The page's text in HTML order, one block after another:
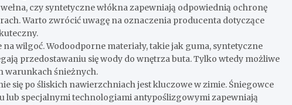
czy syntetyczne włókna zapewniają odpowiednią ochronę
Warto zwrócić uwagę na oznaczenia producenta dotyczące
wilgoć. Wodoodporne materiały, takie jak guma, syntetyczne
przedostawaniu się wody do wnętrza buta. Tylko wtedy możliwe
warunkach śnieżnych.
się po śliskich nawierzchniach jest kluczowe w zimie. Śniegowce
lub specjalnymi technologiami antypoślizgowymi zapewniają